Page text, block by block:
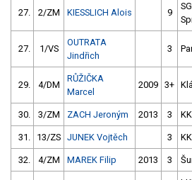
27. 2/ZM KIESSLICH Alois 9
27. 1/VS
OUTRATA
Jindřich
3
29. 4/DM
RŮŽIČKA
Marcel
2009 3+
30. 3/ZM ZACH Jeroným 2013 3
31. 13/ZS JUNEK Vojtěch 3
32. 4/ZM MAREK Filip 2013 3